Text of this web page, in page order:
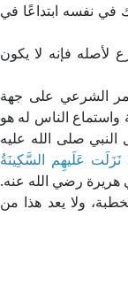
في نفسه ابتداعًا في
فإنه لا يكون
الشرعي على جهة
واستماع الناس له هو
صلى الله عليه
نَزَلَت عَلَيهِم السَّكِينَةُ
هريرة رضي الله عنه.
ولا يعد هذا من